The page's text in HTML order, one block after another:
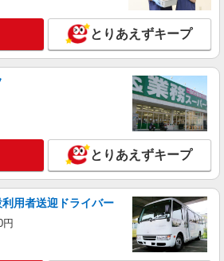
とりあえずキープ
とりあえずキープ
用者送迎ドライバー
円